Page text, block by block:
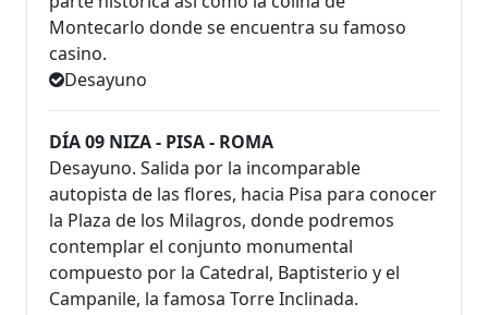
Montecarlo donde se encuentra su famoso
casino.
Desayuno
DÍA 09 NIZA - PISA - ROMA
Desayuno. Salida por la incomparable
autopista de las flores, hacia Pisa para conocer
la Plaza de los Milagros, donde podremos
contemplar el conjunto monumental
compuesto por la Catedral, Baptisterio y el
Campanile, la famosa Torre Inclinada.